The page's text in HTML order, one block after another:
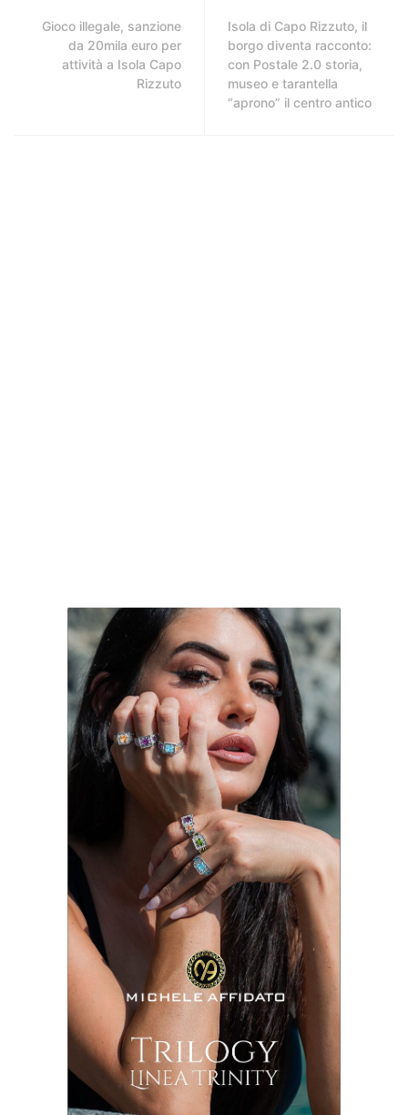
Gioco illegale, sanzione
da 20mila euro per
attività a Isola Capo
Rizzuto
Isola di Capo Rizzuto, il
borgo diventa racconto:
con Postale 2.0 storia,
museo e tarantella
“aprono” il centro antico